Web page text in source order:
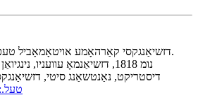
דזשיאַנגקסי קאַרהאָמע אויטאָמאָביל טעכנאָלאָגיע קאָו., לטד.
נומ 1818, דזשיאַנמאָ עוועניו,
דיסטריקט, נאַנטשאַנג סיטי,
טעל.: